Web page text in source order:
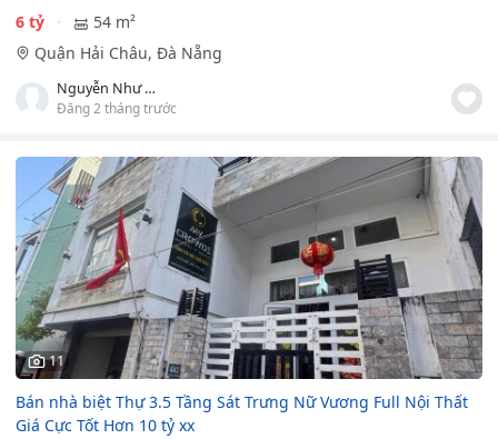
6 tỷ
54 m²
Quận Hải Châu, Đà Nẵng
Nguyễn Như Thùy Nhung
Đăng 2 tháng trước
11
Bán nhà biệt Thự 3.5 Tầng Sát Trưng Nữ Vương Full Nội Thất
Giá Cực Tốt Hơn 10 tỷ xx